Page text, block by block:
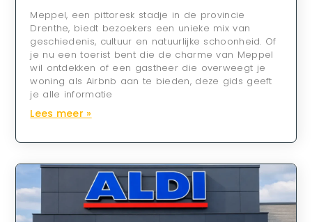
Meppel, een pittoresk stadje in de provincie
Drenthe, biedt bezoekers een unieke mix van
geschiedenis, cultuur en natuurlijke schoonheid. Of
je nu een toerist bent die de charme van Meppel
wil ontdekken of een gastheer die overweegt je
woning als Airbnb aan te bieden, deze gids geeft
je alle informatie
Lees meer »